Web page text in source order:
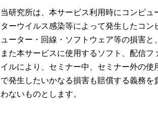
当研究所は、本サービス利用時にコンピュ
ターウイルス感染等によって発生したコン
ューター・回線・ソフトウェア等の損害と
また本サービスに使用するソフト、配信フ
イルにより、セミナー中、セミナー外の使
で発生したいかなる損害も賠償する義務を
わないものとします。